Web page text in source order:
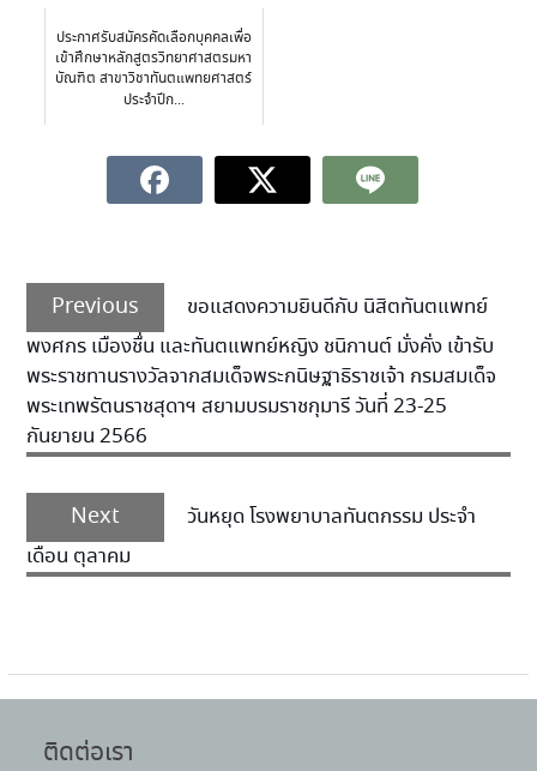
ประกาศรับสมัครคัดเลือกบุคคลเพื่อ
เข้าศึกษาหลักสูตรวิทยาศาสตรมหา
บัณฑิต สาขาวิชาทันตแพทยศาสตร์
ประจำปีก...
Previous
ขอแสดงความยินดีกับ นิสิตทันตแพทย์
พงศกร เมืองชื่น และทันตแพทย์หญิง ชนิกานต์ มั่งคั่ง เข้ารับ
พระราชทานรางวัลจากสมเด็จพระกนิษฐาธิราชเจ้า กรมสมเด็จ
พระเทพรัตนราชสุดาฯ สยามบรมราชกุมารี วันที่ 23-25
กันยายน 2566
Next
วันหยุด โรงพยาบาลทันตกรรม ประจำ
เดือน ตุลาคม
ติดต่อเรา